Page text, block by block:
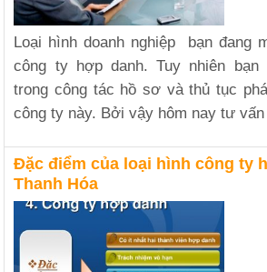
Loại hình doanh nghiệp bạn đang
công ty hợp danh. Tuy nhiên bạn
trong công tác hồ sơ và thủ tục
công ty này. Bởi vậy hôm nay tư
Đặc điểm của loại hình công ty
Thanh Hóa